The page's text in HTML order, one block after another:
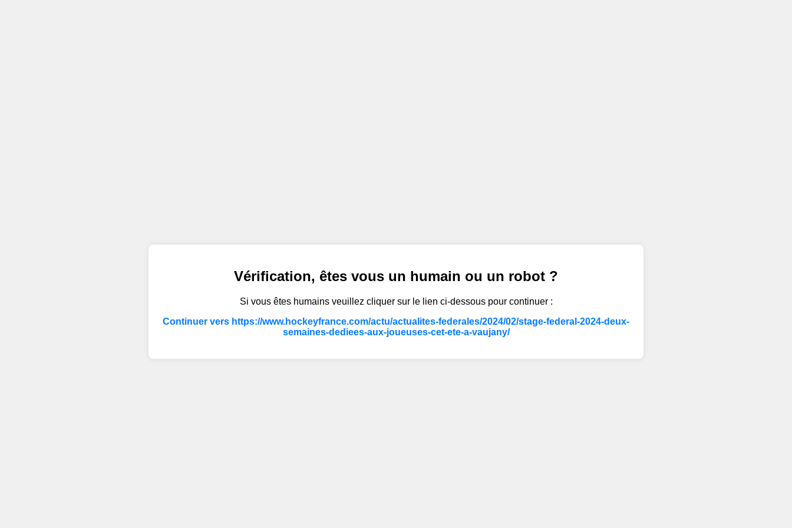
Vérification, êtes vous un humain ou un robot ?
Si vous êtes humains veuillez cliquer sur le lien ci-dessous pour continuer :
Continuer vers https://www.hockeyfrance.com/actu/actualites-federales/2024/02/stage-federal-2024-deux-
semaines-dediees-aux-joueuses-cet-ete-a-vaujany/